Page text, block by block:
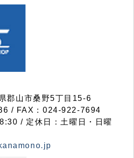
山市桑野5丁目15-6
/ FAX：024-922-7694
/ 定休日：土曜日・日曜